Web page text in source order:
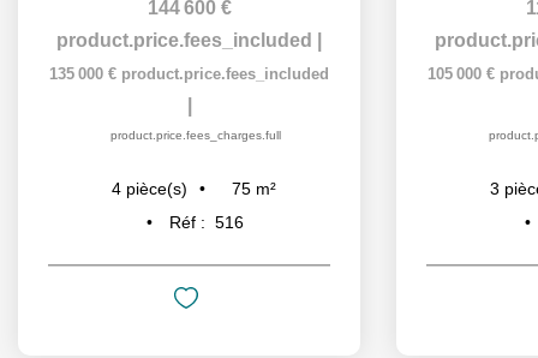
144 600 €
product.price.fees_included
135 000 € product.price.fees_included
product.price.fees_charges.full
4 pièce(s) 75 m²
Réf : 516
105 000 €
3